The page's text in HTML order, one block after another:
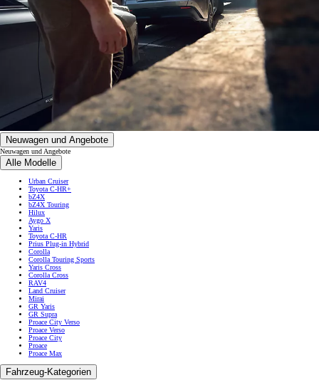
Neuwagen und Angebote
Neuwagen und Angebote
Alle Modelle
Urban Cruiser
Toyota C-HR+
bZ4X
bZ4X Touring
Hilux
Aygo X
Yaris
Toyota C-HR
Prius Plug-in Hybrid
Corolla
Corolla Touring Sports
Yaris Cross
Corolla Cross
RAV4
Land Cruiser
Mirai
GR Yaris
GR Supra
Proace City Verso
Proace Verso
Proace City
Proace
Proace Max
Fahrzeug-Kategorien